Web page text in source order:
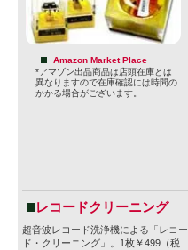
Amazon Market Place
*アマゾン出品商品は店頭在庫とは
異なりますので在庫確認には時間の
かかる場合がございます。
レコードクリーニング
超音波レコード洗浄機による「レコー
ド・クリーニング」。1枚￥499（税